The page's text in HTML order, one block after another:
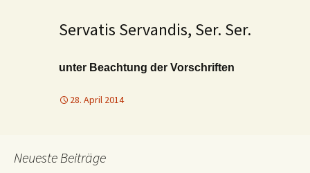
Servatis Servandis, Ser. Ser.
unter Beachtung der Vorschriften
28. April 2014
Neueste Beiträge